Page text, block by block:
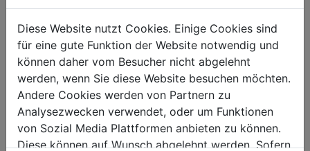
Das könnte Sie auch
interessieren
Diese Website nutzt Cookies. Einige Cookies sind
für eine gute Funktion der Website notwendig und
können daher vom Besucher nicht abgelehnt
werden, wenn Sie diese Website besuchen möchten.
Andere Cookies werden von Partnern zu
Analysezwecken verwendet, oder um Funktionen
von Sozial Media Plattformen anbieten zu können.
Diese können auf Wunsch abgelehnt werden. Sofern